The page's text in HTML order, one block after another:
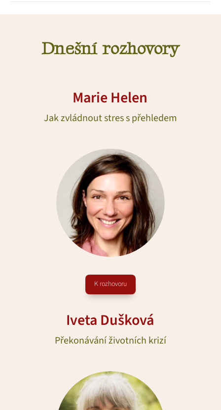
Dnešní rozhovory
Marie Helen
Jak zvládnout stres s přehledem
K rozhovoru
Iveta Dušková
Překonávání životních krizí